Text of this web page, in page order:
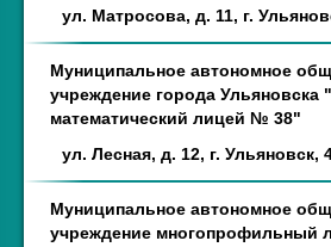
ул. Матросова, д. 11, г.
Муниципальное автономное
учреждение города Ульяновска
математический лицей № 38"
ул. Лесная, д. 12, г. Ульяновск,
Муниципальное автономное
учреждение многопрофильный